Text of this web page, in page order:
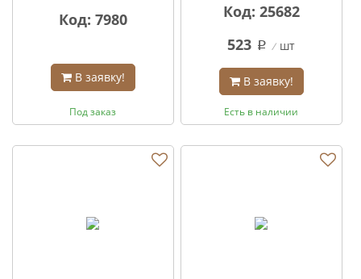
Код: 7980
В заявку!
Под заказ
Код: 25682
523 q шт
В заявку!
Есть в наличии